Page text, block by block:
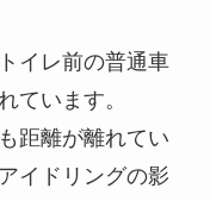
イレ前の普通車
ています。
距離が離れてい
イドリングの影